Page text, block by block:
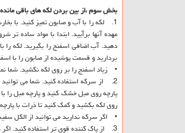
بخش سوم ،از بین بردن لکه های باقی
1. لکه را با آب و صابون تمیز کنید. با
عهده آنها برآیید. ابتدا با مواد ساده
دهید. آب اضافی اسفنج را بگیرید. لکه را
بردارید و قسمت پوشیده از صابون را با
• زیاد اسفنج را بر روی لکه نکشید. شما
2. از سرکه استفاده کنید. شما می
پارچه روی مبل خشک کنید و پارچه مبل را
روی لکه بکشید و کمک کنید تا ذرات با
• اگر سرکه ندارید می توانید از الکل